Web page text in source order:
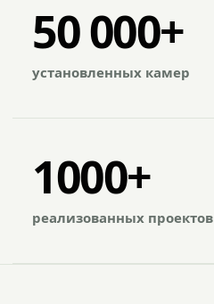
50 000+
установленных камер
1000+
реализованных проектов